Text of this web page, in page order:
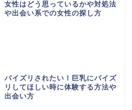
女性はどう思っているかや対処法
や出会い系での女性の探し方
パイズリされたい！巨乳にパイズ
リしてほしい時に体験する方法や
出会い方